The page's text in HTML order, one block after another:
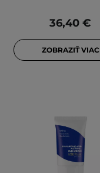
36,40 €
ZOBRAZIŤ VIAC